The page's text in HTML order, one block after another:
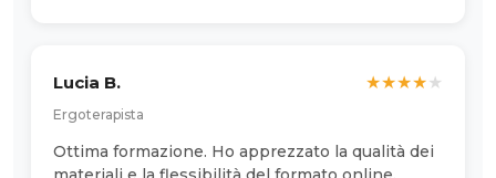
Lucia B.
Ergoterapista
★★★★★
Ottima formazione. Ho apprezzato la qualità dei